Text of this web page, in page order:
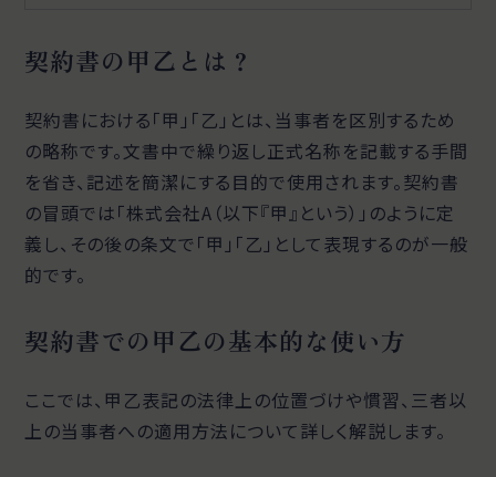
契約書の甲乙とは？
契約書における「甲」「乙」とは、当事者を区別するため
の略称です。文書中で繰り返し正式名称を記載する手間
を省き、記述を簡潔にする目的で使用されます。契約書
の冒頭では「株式会社A（以下『甲』という）」のように定
義し、その後の条文で「甲」「乙」として表現するのが一般
的です。
契約書での甲乙の基本的な使い方
ここでは、甲乙表記の法律上の位置づけや慣習、三者以
上の当事者への適用方法について詳しく解説します。